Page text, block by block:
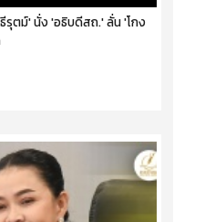
รุตม์' นั่ง 'อธิบดีสถ.' ลั่น 'โกง